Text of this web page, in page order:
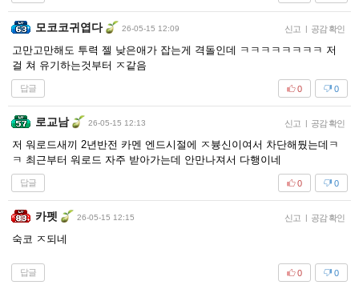
모코코귀엽다 26-05-15 12:09 신고 | 공감 확인
고만고만해도 투력 젤 낮은애가 잡는게 격돌인데 ㅋㅋㅋㅋㅋㅋㅋㅋ 저
걸 쳐 유기하는것부터 ㅈ같음
답글 0
0
로교남 26-05-15 12:13 신고 | 공감 확인
저 워로드새끼 2년반전 카멘 엔드시절에 ㅈ븅신이여서 차단해뒀는데ㅋ
ㅋ 최근부터 워로드 자주 받아가는데 안만나져서 다행이네
답글 0
0
카펫 26-05-15 12:15 신고 | 공감 확인
숙코 ㅈ되네
답글 0
0